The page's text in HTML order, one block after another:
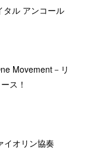
タル アンコール
Movement－リ
ス！
イオリン協奏